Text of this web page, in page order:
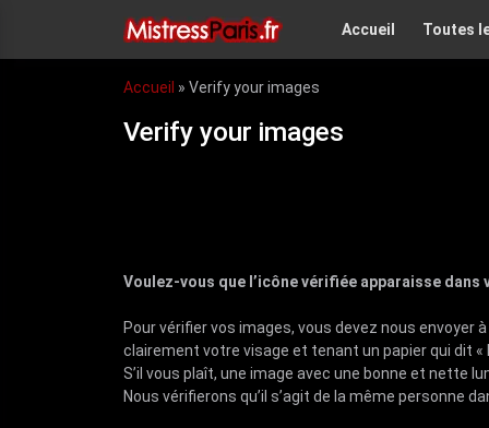
Accueil Toutes
Accueil » Verify your images
Verify your images
Voulez-vous que l’icône vérifiée apparaisse dans
Pour vérifier vos images, vous devez nous envoyer
clairement votre visage et tenant un papier qui dit
S’il vous plaît, une image avec une bonne et nette
Nous vérifierons qu’il s’agit de la même personne